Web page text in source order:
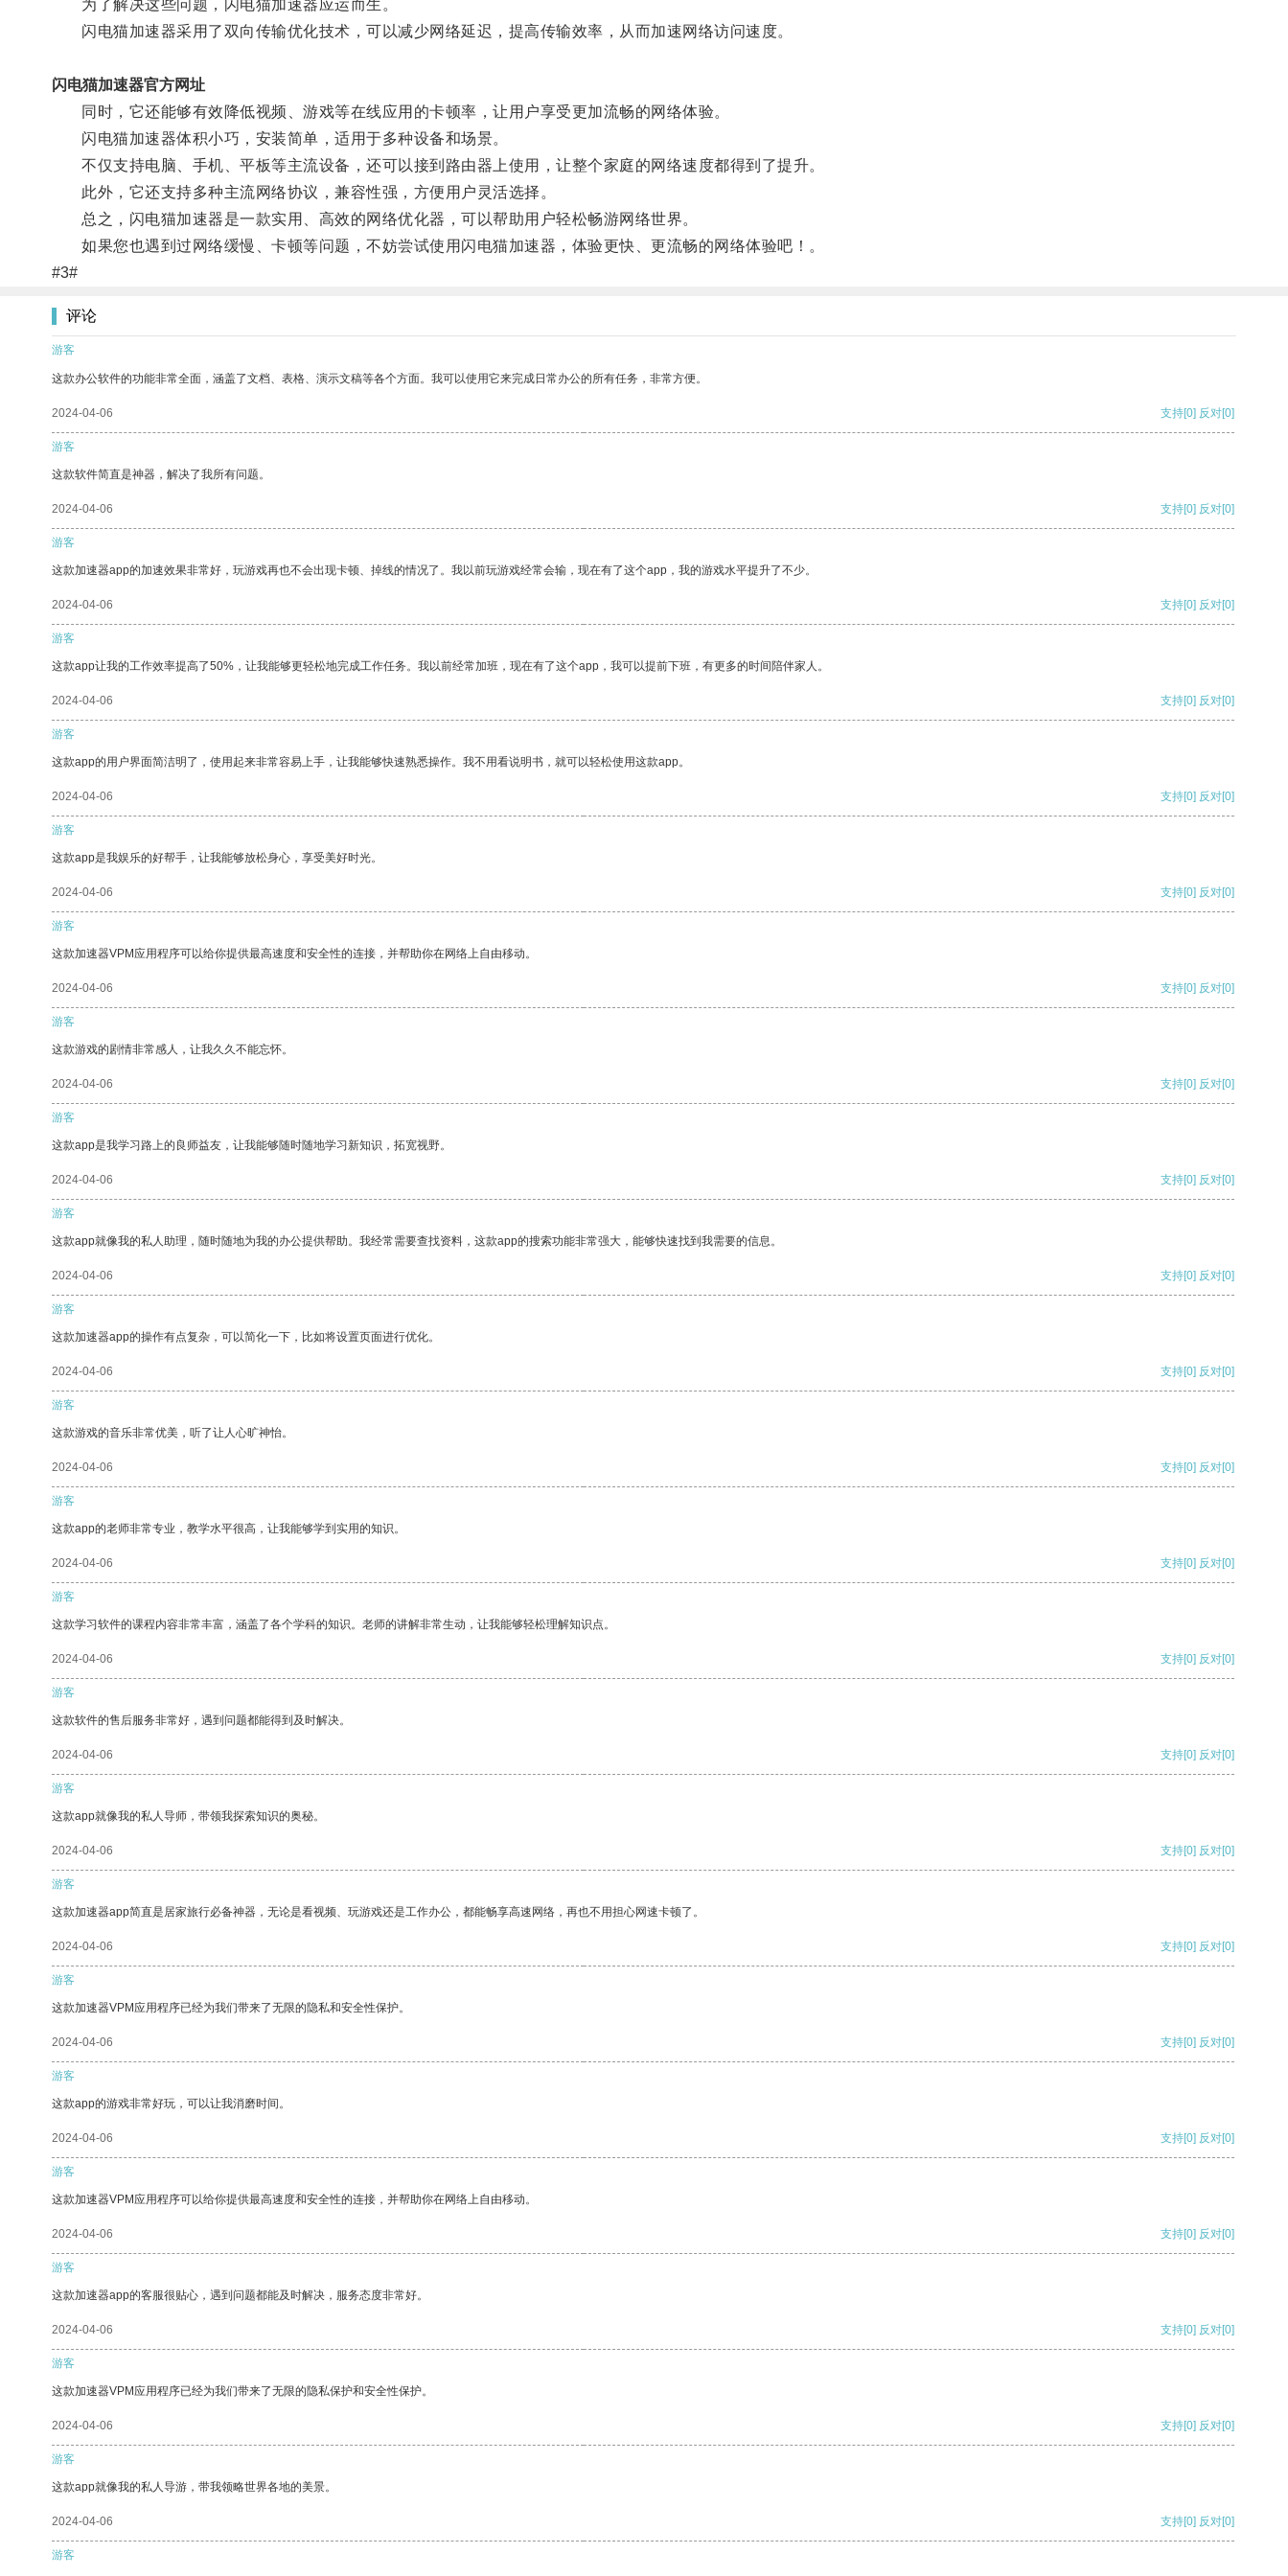
为了解决这些问题，闪电猫加速器应运而生。
闪电猫加速器采用了双向传输优化技术，可以减少网络延迟，提高传输效率，从而加速网络访问速度。
闪电猫加速器官方网址
同时，它还能够有效降低视频、游戏等在线应用的卡顿率，让用户享受更加流畅的网络体验。
闪电猫加速器体积小巧，安装简单，适用于多种设备和场景。
不仅支持电脑、手机、平板等主流设备，还可以接到路由器上使用，让整个家庭的网络速度都得到了提升。
此外，它还支持多种主流网络协议，兼容性强，方便用户灵活选择。
总之，闪电猫加速器是一款实用、高效的网络优化器，可以帮助用户轻松畅游网络世界。
如果您也遇到过网络缓慢、卡顿等问题，不妨尝试使用闪电猫加速器，体验更快、更流畅的网络体验吧！。
#3#
评论
游客
这款办公软件的功能非常全面，涵盖了文档、表格、演示文稿等各个方面。我可以使用它来完成日常办公的所有任务，非常方便。
2024-04-06 支持[0] 反对[0]
游客
这款软件简直是神器，解决了我所有问题。
2024-04-06 支持[0] 反对[0]
游客
这款加速器app的加速效果非常好，玩游戏再也不会出现卡顿、掉线的情况了。我以前玩游戏经常会输，现在有了这个app，我的游戏水平提升了不少。
2024-04-06 支持[0] 反对[0]
游客
这款app让我的工作效率提高了50%，让我能够更轻松地完成工作任务。我以前经常加班，现在有了这个app，我可以提前下班，有更多的时间陪伴家人。
2024-04-06 支持[0] 反对[0]
游客
这款app的用户界面简洁明了，使用起来非常容易上手，让我能够快速熟悉操作。我不用看说明书，就可以轻松使用这款app。
2024-04-06 支持[0] 反对[0]
游客
这款app是我娱乐的好帮手，让我能够放松身心，享受美好时光。
2024-04-06 支持[0] 反对[0]
游客
这款加速器VPM应用程序可以给你提供最高速度和安全性的连接，并帮助你在网络上自由移动。
2024-04-06 支持[0] 反对[0]
游客
这款游戏的剧情非常感人，让我久久不能忘怀。
2024-04-06 支持[0] 反对[0]
游客
这款app是我学习路上的良师益友，让我能够随时随地学习新知识，拓宽视野。
2024-04-06 支持[0] 反对[0]
游客
这款app就像我的私人助理，随时随地为我的办公提供帮助。我经常需要查找资料，这款app的搜索功能非常强大，能够快速找到我需要的信息。
2024-04-06 支持[0] 反对[0]
游客
这款加速器app的操作有点复杂，可以简化一下，比如将设置页面进行优化。
2024-04-06 支持[0] 反对[0]
游客
这款游戏的音乐非常优美，听了让人心旷神怡。
2024-04-06 支持[0] 反对[0]
游客
这款app的老师非常专业，教学水平很高，让我能够学到实用的知识。
2024-04-06 支持[0] 反对[0]
游客
这款学习软件的课程内容非常丰富，涵盖了各个学科的知识。老师的讲解非常生动，让我能够轻松理解知识点。
2024-04-06 支持[0] 反对[0]
游客
这款软件的售后服务非常好，遇到问题都能得到及时解决。
2024-04-06 支持[0] 反对[0]
游客
这款app就像我的私人导师，带领我探索知识的奥秘。
2024-04-06 支持[0] 反对[0]
游客
这款加速器app简直是居家旅行必备神器，无论是看视频、玩游戏还是工作办公，都能畅享高速网络，再也不用担心网速卡顿了。
2024-04-06 支持[0] 反对[0]
游客
这款加速器VPM应用程序已经为我们带来了无限的隐私和安全性保护。
2024-04-06 支持[0] 反对[0]
游客
这款app的游戏非常好玩，可以让我消磨时间。
2024-04-06 支持[0] 反对[0]
游客
这款加速器VPM应用程序可以给你提供最高速度和安全性的连接，并帮助你在网络上自由移动。
2024-04-06 支持[0] 反对[0]
游客
这款加速器app的客服很贴心，遇到问题都能及时解决，服务态度非常好。
2024-04-06 支持[0] 反对[0]
游客
这款加速器VPM应用程序已经为我们带来了无限的隐私保护和安全性保护。
2024-04-06 支持[0] 反对[0]
游客
这款app就像我的私人导游，带我领略世界各地的美景。
2024-04-06 支持[0] 反对[0]
游客